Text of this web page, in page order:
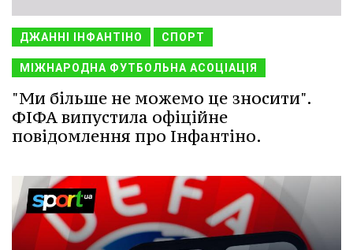
ДЖАННІ ІНФАНТІНО СПОРТ
МІЖНАРОДНА ФУТБОЛЬНА АСОЦІАЦІЯ
"Ми більше не можемо це зносити".
ФІФА випустила офіційне
повідомлення про Інфантіно.